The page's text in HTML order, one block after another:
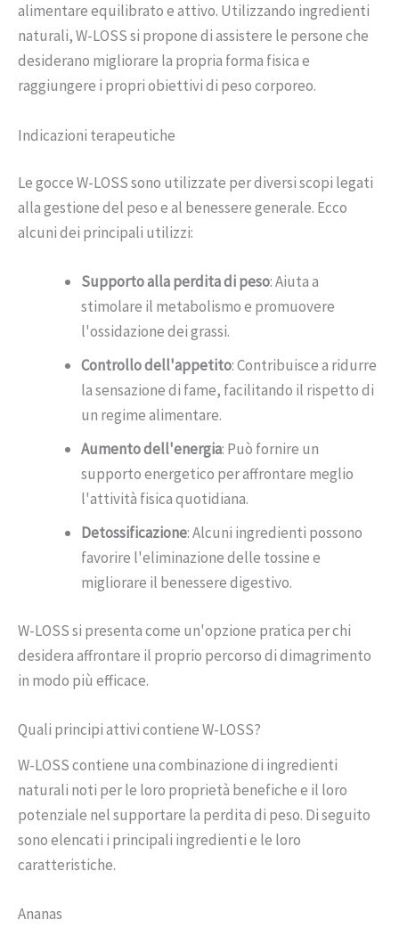
alimentare equilibrato e attivo. Utilizzando ingredienti
naturali, W-LOSS si propone di assistere le persone che
desiderano migliorare la propria forma fisica e
raggiungere i propri obiettivi di peso corporeo.
Indicazioni terapeutiche
Le gocce W-LOSS sono utilizzate per diversi scopi legati
alla gestione del peso e al benessere generale. Ecco
alcuni dei principali utilizzi:
Supporto alla perdita di peso: Aiuta a
stimolare il metabolismo e promuovere
l'ossidazione dei grassi.
Controllo dell'appetito: Contribuisce a ridurre
la sensazione di fame, facilitando il rispetto di
un regime alimentare.
Aumento dell'energia: Può fornire un
supporto energetico per affrontare meglio
l'attività fisica quotidiana.
Detossificazione: Alcuni ingredienti possono
favorire l'eliminazione delle tossine e
migliorare il benessere digestivo.
W-LOSS si presenta come un'opzione pratica per chi
desidera affrontare il proprio percorso di dimagrimento
in modo più efficace.
Quali principi attivi contiene W-LOSS?
W-LOSS contiene una combinazione di ingredienti
naturali noti per le loro proprietà benefiche e il loro
potenziale nel supportare la perdita di peso. Di seguito
sono elencati i principali ingredienti e le loro
caratteristiche.
Ananas